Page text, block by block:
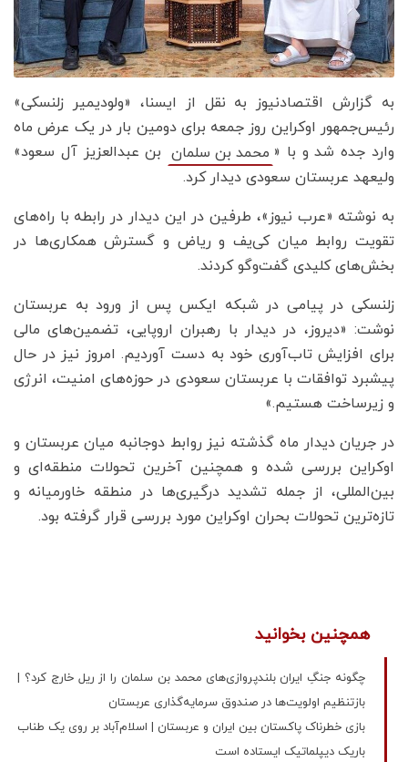
به گزارش اقتصادنیوز به نقل از ایسنا، «ولودیمیر زلنسکی»
رئیس‌جمهور اوکراین روز جمعه برای دومین بار در یک عرض ماه
وارد جده شد و با « محمد بن سلمان بن عبدالعزیز آل سعود»
ولیعهد عربستان سعودی دیدار کرد.
به نوشته «عرب نیوز»، طرفین در این دیدار در رابطه با راه‌های
تقویت روابط میان کی‌یف و ریاض و گسترش همکاری‌ها در
بخش‌های کلیدی گفت‌وگو کردند.
زلنسکی در پیامی در شبکه ایکس پس از ورود به عربستان
نوشت: «دیروز، در دیدار با رهبران اروپایی، تضمین‌های مالی
برای افزایش تاب‌آوری خود به دست آوردیم. امروز نیز در حال
پیشبرد توافقات با عربستان سعودی در حوزه‌های امنیت، انرژی
و زیرساخت هستیم.»
در جریان دیدار ماه گذشته نیز روابط دوجانبه میان عربستان و
اوکراین بررسی شده و همچنین آخرین تحولات منطقه‌ای و
بین‌المللی، از جمله تشدید درگیری‌ها در منطقه خاورمیانه و
تازه‌ترین تحولات بحران اوکراین مورد بررسی قرار گرفته بود.
همچنین بخوانید
چگونه جنگِ ایران بلندپروازی‌های محمد بن سلمان را از ریل خارج کرد؟ |
بازتنظیم اولویت‌ها در صندوق سرمایه‌گذاری عربستان
بازی خطرناک پاکستان بین ایران و عربستان | اسلام‌آباد بر روی یک طناب
باریک دیپلماتیک ایستاده است